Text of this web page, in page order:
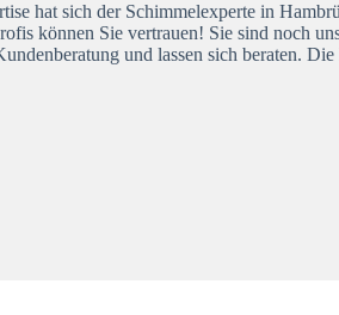
hat sich der Schimmelexperte in
können Sie vertrauen! Sie sind noch
und lassen sich beraten.